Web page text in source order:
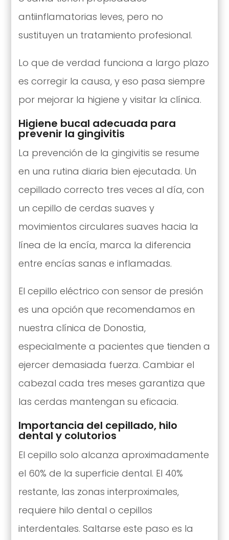
antiinflamatorias leves, pero no
sustituyen un tratamiento profesional.
Lo que de verdad funciona a largo plazo
es corregir la causa, y eso pasa siempre
por mejorar la higiene y visitar la clínica.
Higiene bucal adecuada para
prevenir la gingivitis
La prevención de la gingivitis se resume
en una rutina diaria bien ejecutada. Un
cepillado correcto tres veces al día, con
un cepillo de cerdas suaves y
movimientos circulares suaves hacia la
línea de la encía, marca la diferencia
entre encías sanas e inflamadas.
El cepillo eléctrico con sensor de presión
es una opción que recomendamos en
nuestra clínica de Donostia,
especialmente a pacientes que tienden a
ejercer demasiada fuerza. Cambiar el
cabezal cada tres meses garantiza que
las cerdas mantengan su eficacia.
Importancia del cepillado, hilo
dental y colutorios
El cepillo solo alcanza aproximadamente
el 60% de la superficie dental. El 40%
restante, las zonas interproximales,
requiere hilo dental o cepillos
interdentales. Saltarse este paso es la